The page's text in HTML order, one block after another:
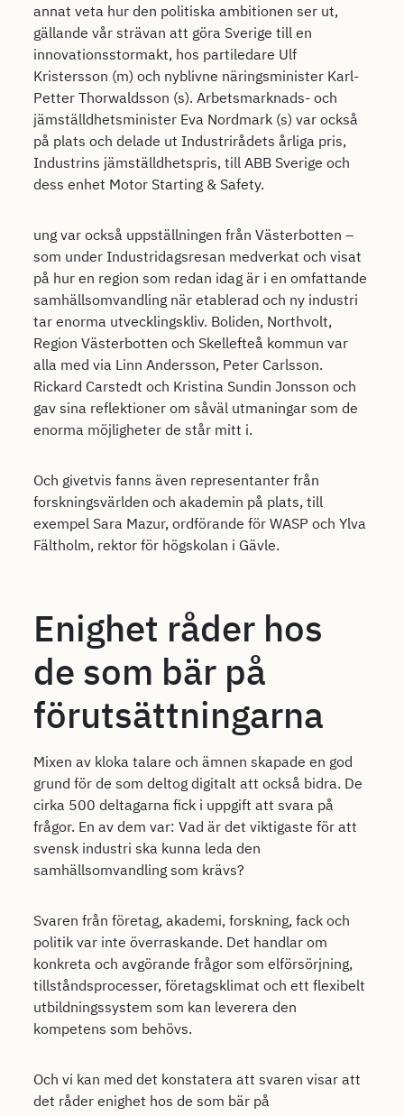
annat veta hur den politiska ambitionen ser ut,
gällande vår strävan att göra Sverige till en
innovationsstormakt, hos partiledare Ulf
Kristersson (m) och nyblivne näringsminister Karl-
Petter Thorwaldsson (s). Arbetsmarknads- och
jämställdhetsminister Eva Nordmark (s) var också
på plats och delade ut Industrirådets årliga pris,
Industrins jämställdhetspris, till ABB Sverige och
dess enhet Motor Starting & Safety.
ung var också uppställningen från Västerbotten –
som under Industridagsresan medverkat och visat
på hur en region som redan idag är i en omfattande
samhällsomvandling när etablerad och ny industri
tar enorma utvecklingskliv. Boliden, Northvolt,
Region Västerbotten och Skellefteå kommun var
alla med via Linn Andersson, Peter Carlsson.
Rickard Carstedt och Kristina Sundin Jonsson och
gav sina reflektioner om såväl utmaningar som de
enorma möjligheter de står mitt i.
Och givetvis fanns även representanter från
forskningsvärlden och akademin på plats, till
exempel Sara Mazur, ordförande för WASP och Ylva
Fältholm, rektor för högskolan i Gävle.
Enighet råder hos
de som bär på
förutsättningarna
Mixen av kloka talare och ämnen skapade en god
grund för de som deltog digitalt att också bidra. De
cirka 500 deltagarna fick i uppgift att svara på
frågor. En av dem var: Vad är det viktigaste för att
svensk industri ska kunna leda den
samhällsomvandling som krävs?
Svaren från företag, akademi, forskning, fack och
politik var inte överraskande. Det handlar om
konkreta och avgörande frågor som elförsörjning,
tillståndsprocesser, företagsklimat och ett flexibelt
utbildningssystem som kan leverera den
kompetens som behövs.
Och vi kan med det konstatera att svaren visar att
det råder enighet hos de som bär på